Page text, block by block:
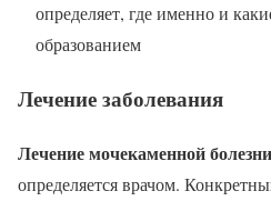
определяет, где именно и
образованием
Лечение заболевания
Лечение мочекаменной
определяется врачом.